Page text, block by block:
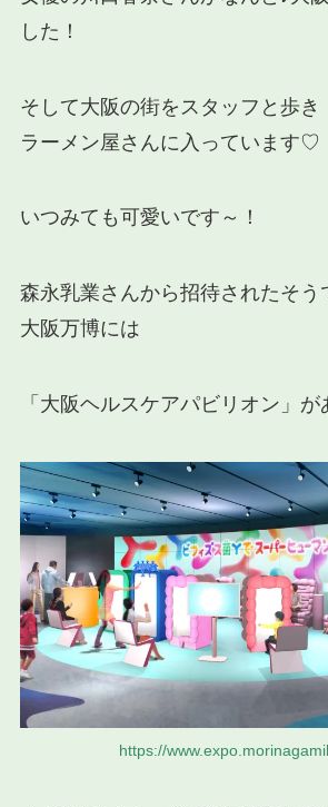
した！
そして大阪の街をスタッフと歩き
ラーメン屋さんに入っています♡
いつみても可愛いです～！
森永乳業さんから招待されたそう
大阪万博には
「大阪ヘルスケアパビリオン」が
https://